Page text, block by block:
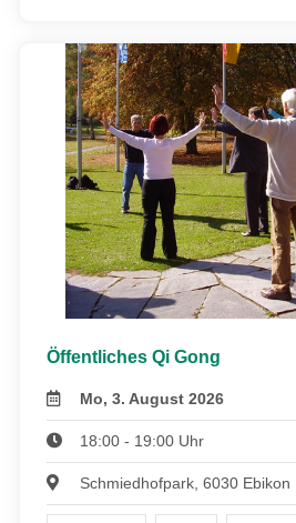
Öffentliches Qi Gong
Mo, 3. August 2026
18:00 - 19:00 Uhr
Schmiedhofpark, 6030 Ebikon